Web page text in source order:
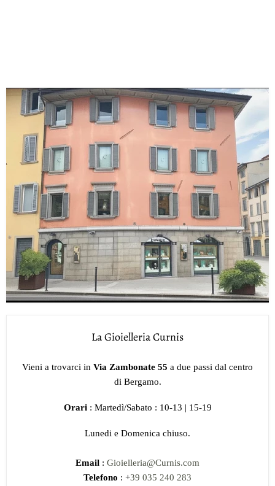
La Gioielleria Curnis
Vieni a trovarci in Via Zambonate 55 a due passi dal centro
di Bergamo.
Orari : Martedì/Sabato : 10-13 | 15-19
Lunedi e Domenica chiuso.
Email : Gioielleria@Curnis.com
Telefono : +39 035 240 283